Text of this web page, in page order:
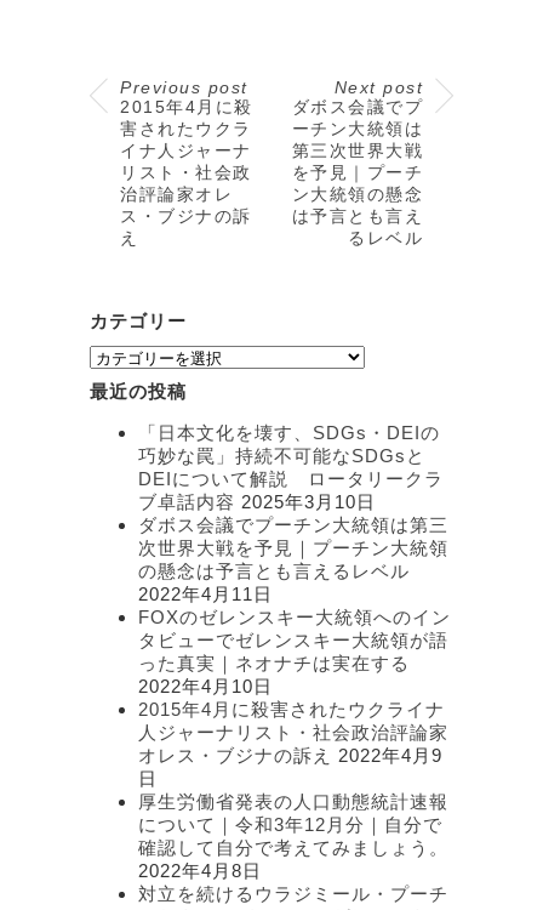
Previous post
2015年4月に殺
害されたウクラ
イナ人ジャーナ
リスト・社会政
治評論家オレ
ス・ブジナの訴
え
Next post
ダボス会議でプ
ーチン大統領は
第三次世界大戦
を予見｜プーチ
ン大統領の懸念
は予言とも言え
るレベル
カテゴリー
カ
テ
ゴ
最近の投稿
「日本文化を壊す、SDGs・DEIの
巧妙な罠」持続不可能なSDGsと
DEIについて解説 ロータリークラ
ブ卓話内容 2025年3月10日
ダボス会議でプーチン大統領は第三
次世界大戦を予見｜プーチン大統領
の懸念は予言とも言えるレベル
2022年4月11日
FOXのゼレンスキー大統領へのイン
タビューでゼレンスキー大統領が語
った真実｜ネオナチは実在する
2022年4月10日
2015年4月に殺害されたウクライナ
人ジャーナリスト・社会政治評論家
オレス・ブジナの訴え
2022年4月9
日
厚生労働省発表の人口動態統計速報
について｜令和3年12月分｜自分で
確認して自分で考えてみましょう。
2022年4月8日
対立を続けるウラジミール・プーチ